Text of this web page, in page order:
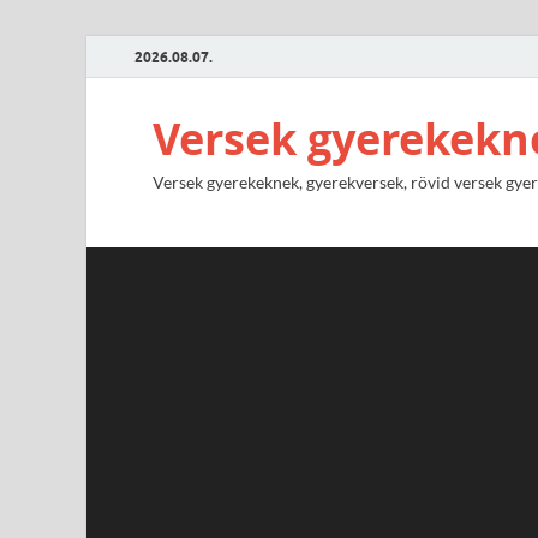
2026.08.07.
Versek
Versek gyerekeknek, gyerekversek, rövid versek